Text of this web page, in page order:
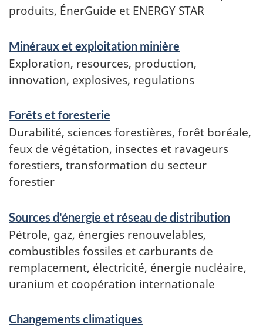
renseignements
produits, ÉnerGuide et ENERGY STAR
Minéraux et exploitation minière
Exploration, resources, production,
innovation, explosives, regulations
Forêts et foresterie
Durabilité, sciences forestières, forêt boréale,
feux de végétation, insectes et ravageurs
forestiers, transformation du secteur
forestier
Sources d'énergie et réseau de distribution
Pétrole, gaz, énergies renouvelables,
combustibles fossiles et carburants de
remplacement, électricité, énergie nucléaire,
uranium et coopération internationale
Changements climatiques